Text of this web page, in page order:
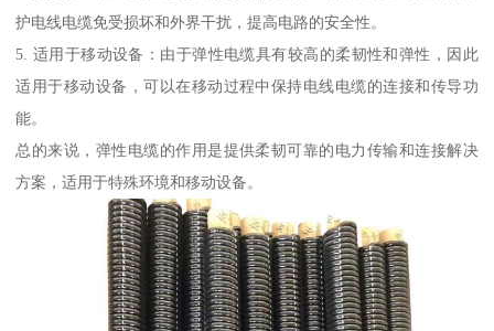
护电线电缆免受损坏和外界干扰，提高电路的安全性。
5. 适用于移动设备：由于弹性电缆具有较高的柔韧性和弹性，因此
适用于移动设备，可以在移动过程中保持电线电缆的连接和传导功
能。
总的来说，弹性电缆的作用是提供柔韧可靠的电力传输和连接解决
方案，适用于特殊环境和移动设备。